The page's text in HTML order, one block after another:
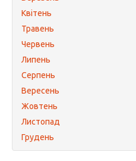
Квітень
Травень
Червень
Липень
Серпень
Вересень
Жовтень
Листопад
Грудень